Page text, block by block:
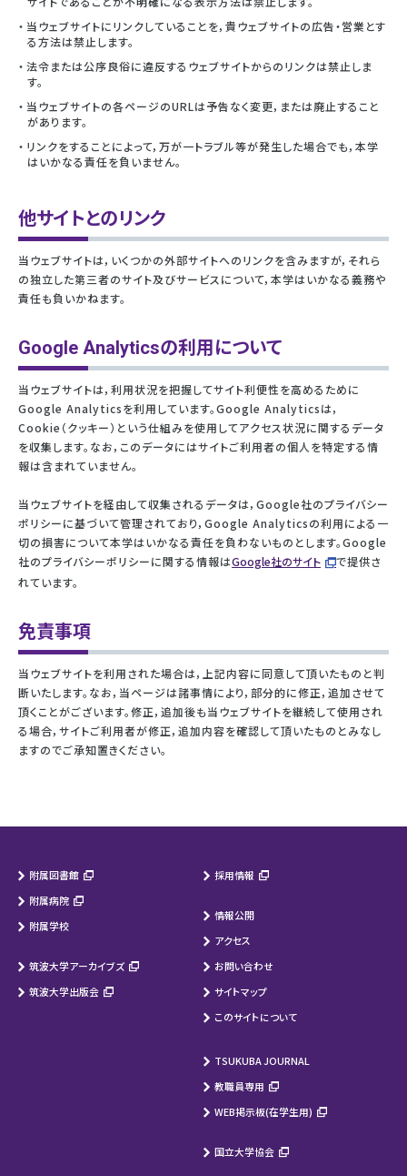
当ウェブサイトにリンクしていることを，貴ウェブサイトの広告・営業とす
る方法は禁止します。
法令または公序良俗に違反するウェブサイトからのリンクは禁止しま
す。
当ウェブサイトの各ページのURLは予告なく変更，または廃止すること
があります。
リンクをすることによって，万が一トラブル等が発生した場合でも，本学
はいかなる責任を負いません。
他サイトとのリンク
当ウェブサイトは，いくつかの外部サイトへのリンクを含みますが，それら
の独立した第三者のサイト及びサービスについて，本学はいかなる義務や
責任も負いかねます。
Google Analyticsの利用について
当ウェブサイトは，利用状況を把握してサイト利便性を高めるために
Google Analyticsを利用しています。Google Analyticsは，
Cookie（クッキー）という仕組みを使用してアクセス状況に関するデータ
を収集します。なお，このデータにはサイトご利用者の個人を特定する情
報は含まれていません。
当ウェブサイトを経由して収集されるデータは，Google社のプライバシー
ポリシーに基づいて管理されており，Google Analyticsの利用による一
切の損害について本学はいかなる責任を負わないものとします。Google
社のプライバシーポリシーに関する情報はGoogle社のサイト
で提供さ
れています。
免責事項
当ウェブサイトを利用された場合は，上記内容に同意して頂いたものと判
断いたします。なお，当ページは諸事情により，部分的に修正，追加させて
頂くことがございます。修正，追加後も当ウェブサイトを継続して使用され
る場合，サイトご利用者が修正，追加内容を確認して頂いたものとみなし
ますのでご承知置きください。
附属図書館
附属病院
附属学校
筑波大学アーカイブズ
筑波大学出版会
採用情報
情報公開
アクセス
お問い合わせ
サイトマップ
このサイトについて
TSUKUBA JOURNAL
教職員専用
WEB掲示板(在学生用)
国立大学協会